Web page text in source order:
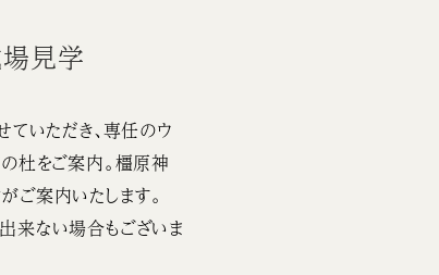
見学
ていただき、専任のウ
杜をご案内。橿原神
案内いたします。
ない場合もございま